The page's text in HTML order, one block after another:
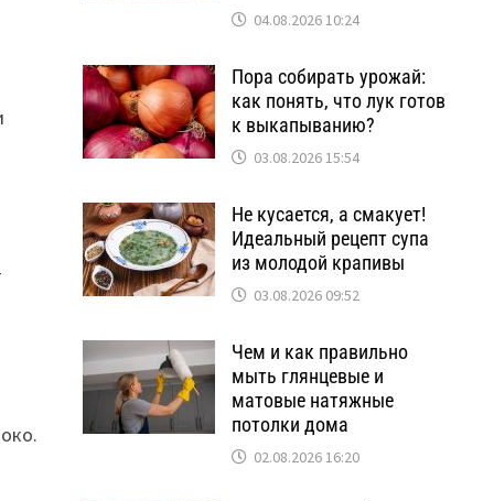
04.08.2026 10:24
Пора собирать урожай:
как понять, что лук готов
к выкапыванию?
03.08.2026 15:54
Не кусается, а смакует!
Идеальный рецепт супа
из молодой крапивы
03.08.2026 09:52
Чем и как правильно
мыть глянцевые и
матовые натяжные
потолки дома
02.08.2026 16:20